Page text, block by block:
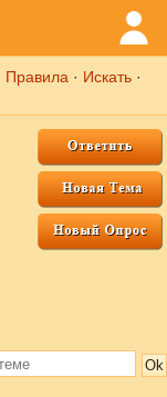
Правила · Искать ·